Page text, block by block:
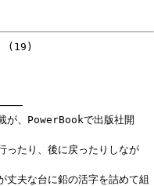
(19)
が、PowerBookで出版社開
ったり、後に戻ったりしなが
丈夫な台に鉛の活字を詰めて組